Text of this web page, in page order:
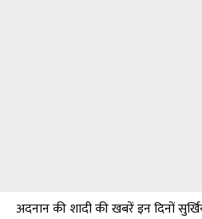
अदनान की शादी की खबरें इन दिनों